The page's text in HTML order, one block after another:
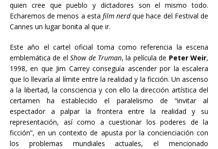
quien cree que pueblo y dictadores son el mismo todo.
Echaremos de menos a esta film nerdque hace del Festival de
Cannes un lugar bonita al que ir.
Este año el cartel oficial toma como referencia la escena
emblemática de elShow de Truman, la película de Peter Weir,
1998, en que Jim Carrey conseguía ascender por la escalera
que lo llevaría al límite entre la realidad y la ficción. Un ascenso
a la libertad, la consciencia y con ello la dirección artística del
certamen ha establecido el paralelismo de “invitar al
espectador a palpar la frontera entre la realidad y su
representación, así como a cuestionar los poderes de la
ficción”, en un contexto de apusta por la concienciación con
los problemas mundiales actuales, el mencionado